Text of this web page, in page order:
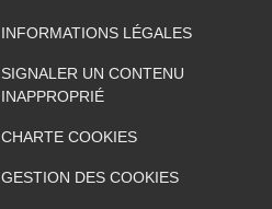
INFORMATIONS LÉGALES
SIGNALER UN CONTENU
INAPPROPRIÉ
CHARTE COOKIES
GESTION DES COOKIES